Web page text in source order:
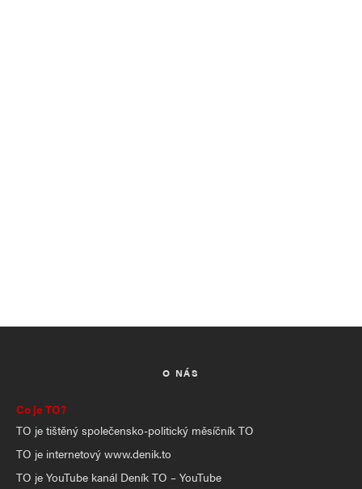
O NÁS
Co je TO?
TO je tištěný společensko-politický měsíčník TO
TO je internetový www.denik.to
TO je YouTube kanál Deník TO – YouTube